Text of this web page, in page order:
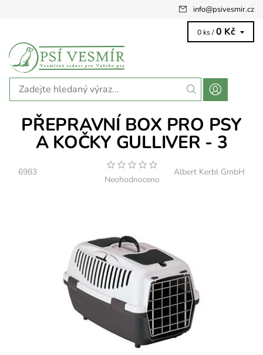
info@psivesmir.cz
0 ks / 0 Kč
PŘEPRAVNÍ BOX PRO PSY
A KOČKY GULLIVER - 3
6983
Neohodnoceno
Albert Kerbl GmbH